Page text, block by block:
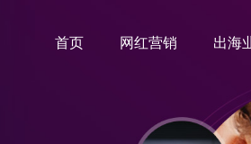
首页 网红营销 出海